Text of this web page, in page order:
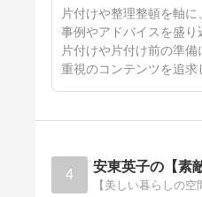
片付けや整理整頓を軸
事例やアドバイスを盛り
片付けや片付け前の準
重視のコンテンツを追求
4 安東英子の【素